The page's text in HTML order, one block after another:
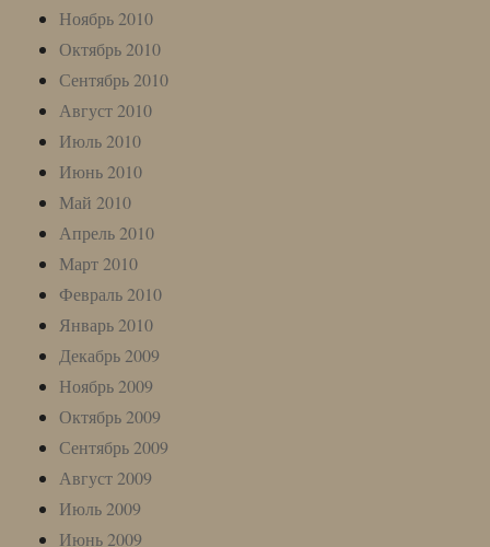
Ноябрь 2010
Октябрь 2010
Сентябрь 2010
Август 2010
Июль 2010
Июнь 2010
Май 2010
Апрель 2010
Март 2010
Февраль 2010
Январь 2010
Декабрь 2009
Ноябрь 2009
Октябрь 2009
Сентябрь 2009
Август 2009
Июль 2009
Июнь 2009